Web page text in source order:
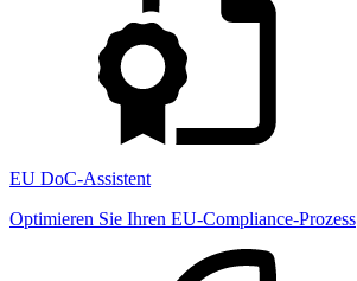
EU DoC-Assistent
Optimieren Sie Ihren EU-Compliance-Prozess